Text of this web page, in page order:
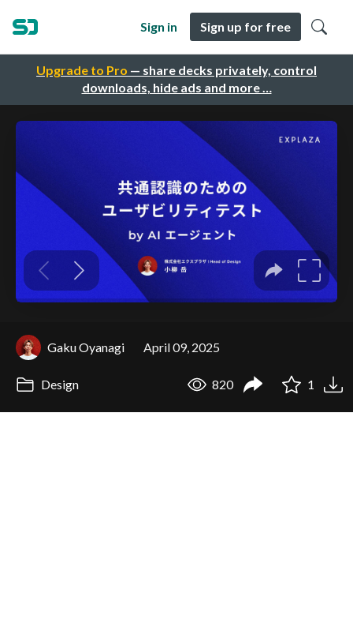
Upgrade to Pro — share decks privately, control
downloads, hide ads and more …
Sign in Sign up for free
Gaku Oyanagi April 09, 2025
Design 820 1